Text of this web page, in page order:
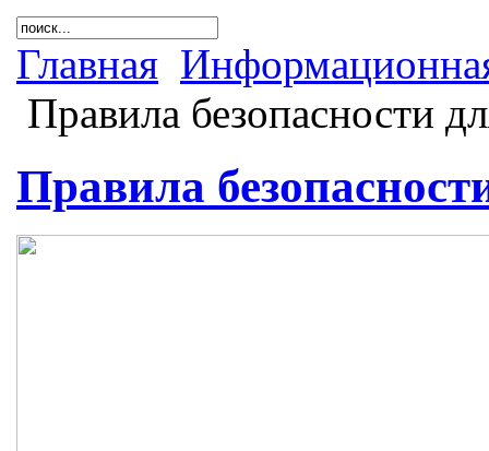
Главная
Правила безопасности
Правила